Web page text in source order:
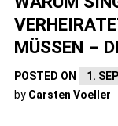
MÜSSEN –
POSTED ON
1.
by Carsten Voeller